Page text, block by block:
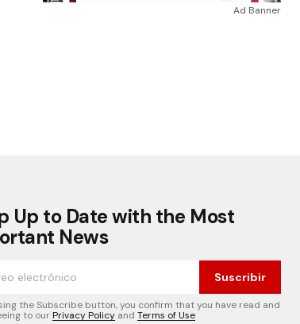
Ad Banner
Up to Date with the Most
News
Suscribir
the Subscribe button, you confirm that you have read and
to ourPrivacy Policy and Terms of Use